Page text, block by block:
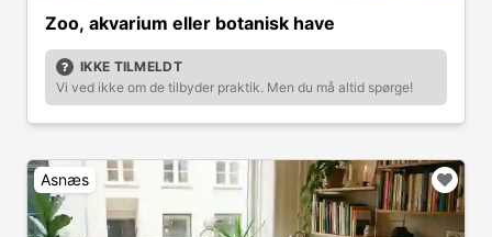
Zoo, akvarium eller botanisk have
IKKE TILMELDT
Vi ved ikke om de tilbyder praktik. Men du må altid spørge!
Asnæs